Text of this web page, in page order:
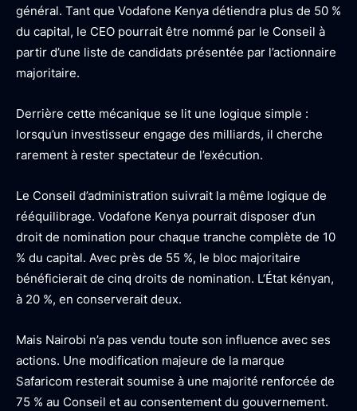
général. Tant que Vodafone Kenya détiendra plus de 50 %
du capital, le CEO pourrait être nommé par le Conseil à
partir d’une liste de candidats présentée par l’actionnaire
majoritaire.
Derrière cette mécanique se lit une logique simple :
lorsqu’un investisseur engage des milliards, il cherche
rarement à rester spectateur de l’exécution.
Le Conseil d’administration suivrait la même logique de
rééquilibrage. Vodafone Kenya pourrait disposer d’un
droit de nomination pour chaque tranche complète de 10
% du capital. Avec près de 55 %, le bloc majoritaire
bénéficierait de cinq droits de nomination. L’État kényan,
à 20 %, en conserverait deux.
Mais Nairobi n’a pas vendu toute son influence avec ses
actions. Une modification majeure de la marque
Safaricom resterait soumise à une majorité renforcée de
75 % au Conseil et au consentement du gouvernement.